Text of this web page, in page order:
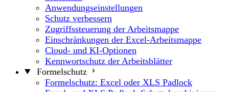
Anwendungseinstellungen
Schutz verbessern
Zugriffssteuerung der Arbeitsmappe
Einschränkungen der Excel-Arbeitsmappe
Cloud- und KI-Optionen
Kennwortschutz der Arbeitsblätter
Formelschutz
Formelschutz: Excel oder XLS Padlock